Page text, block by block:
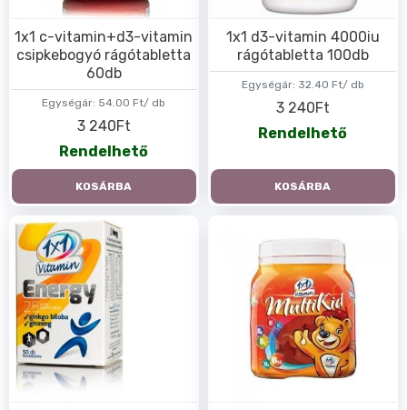
Egységár: 54.00 Ft/ db
1x1 c-vitamin+d3-vitamin
csipkebogyó rágótabletta
60db
3 240Ft
Rendelhető
KOSÁRBA
Egységár: 32.40 Ft/ db
1x1 d3-vitamin 4000iu
rágótabletta 100db
3 240Ft
Rendelhető
KOSÁRBA